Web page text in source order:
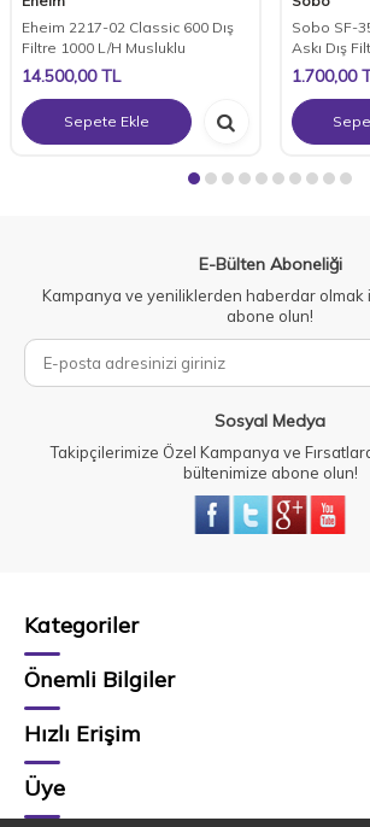
Eheim 2217-02 Classic 600 Dış
Filtre 1000 L/H Musluklu
14.500,00TL
Sepete Ekle
Sobo SF-
Askı Dış
1.700,00
E-Bülten Aboneliği
Kampanya ve yeniliklerden haberdar olmak
abone olun!
Sosyal Medya
Takipçilerimize Özel Kampanya ve
bültenimize abone olun!
Kategoriler
Önemli Bilgiler
Hızlı Erişim
Üye